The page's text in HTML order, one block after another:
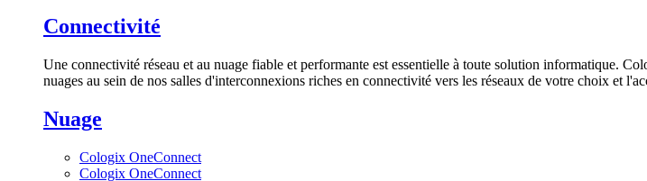
Connectivité
Une connectivité réseau et au nuage fiable et performante est essentielle à toute solution informatique.
nuages au sein de nos salles d'interconnexions riches en connectivité vers les réseaux de votre choix et
Nuage
Cologix OneConnect
Cologix OneConnect